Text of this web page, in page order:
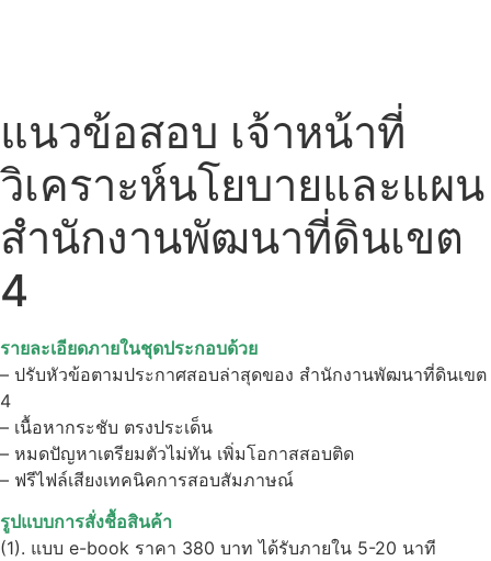
แนวข้อสอบ เจ้าหน้าที่
วิเคราะห์นโยบายและแผน
สำนักงานพัฒนาที่ดินเขต
4
รายละเอียดภายในชุดประกอบด้วย
– ปรับหัวข้อตามประกาศสอบล่าสุดของ สำนักงานพัฒนาที่ดินเขต
4
– เนื้อหากระชับ ตรงประเด็น
– หมดปัญหาเตรียมตัวไม่ทัน เพิ่มโอกาสสอบติด
– ฟรีไฟล์เสียงเทคนิคการสอบสัมภาษณ์
รูปแบบการสั่งชื้อสินค้า
(1). แบบ e-book ราคา 380 บาท ได้รับภายใน 5-20 นาที